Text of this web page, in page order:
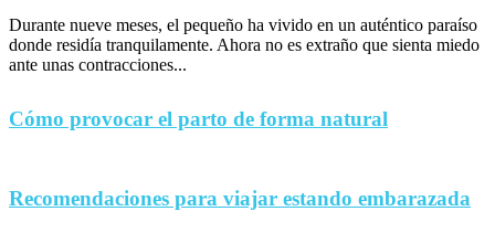
Durante nueve meses, el pequeño ha vivido en un auténtico paraíso
donde residía tranquilamente. Ahora no es extraño que sienta miedo
ante unas contracciones...
Cómo provocar el parto de forma natural
Recomendaciones para viajar estando embarazada